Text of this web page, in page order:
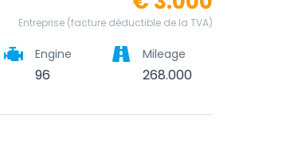
Entreprise (facture déductible de la TVA)
Engine
96
Mileage
268.000